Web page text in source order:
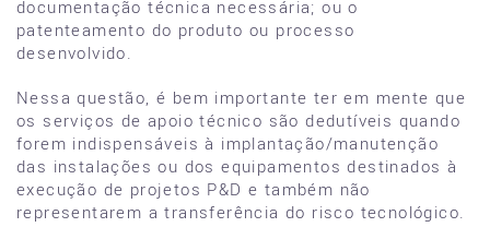
documentação técnica necessária; ou o
patenteamento do produto ou processo
desenvolvido.
Nessa questão, é bem importante ter em mente que
os serviços de apoio técnico são dedutíveis quando
forem indispensáveis à implantação/manutenção
das instalações ou dos equipamentos destinados à
execução de projetos P&D e também não
representarem a transferência do risco tecnológico.